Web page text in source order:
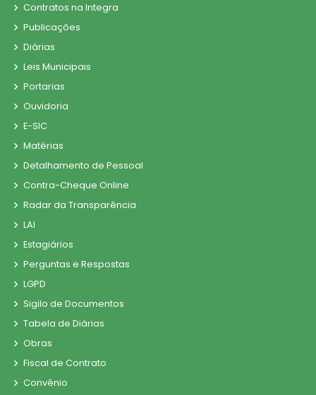
Contratos na Integra
Publicações
Diárias
Leis Municipais
Portarias
Ouvidoria
E-SIC
Matérias
Detalhamento de Pessoal
Contra-Cheque Online
Radar da Transparência
LAI
Estagiários
Perguntas e Respostas
LGPD
Sigilo de Documentos
Tabela de Diárias
Obras
Fiscal de Contrato
Convênio